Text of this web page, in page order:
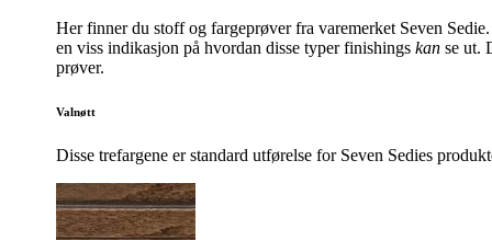
Her finner du stoff og fargeprøver fra varemerket Seven
en viss indikasjon på hvordan disse typer finishings kan se ut.
prøver.
Valnøtt
Disse trefargene er standard utførelse for Seven Sedies